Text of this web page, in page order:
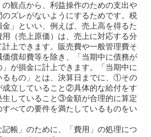
の観点から、利益操作のための支出や
のズレがないようにするためです。税
」といい、例えば、売上高を得るた
（売上原価）は、売上に対応する分
上できます。販売費や一般管理費そ
償却費等を除き、「当期中に債務が
が損金に計上できます。「当期中に
るもの」とは、決算日までに、①その
成立していること②具体的な給付をす
生していること③金額が合理的に算定
べての要件を満たしているものをい
帳」のために、「費用」の処理につ